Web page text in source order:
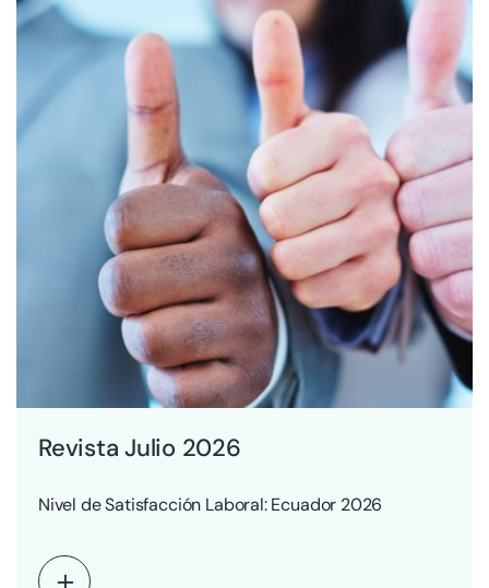
Revista Julio 2026
Nivel de Satisfacción Laboral: Ecuador 2026